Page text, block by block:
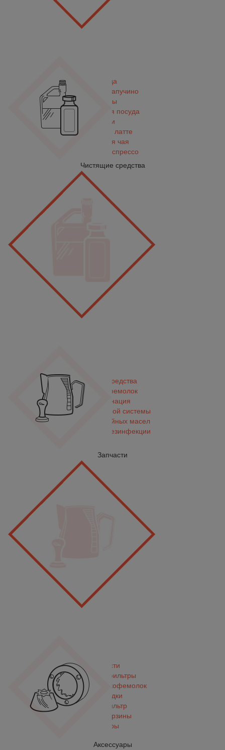
Посуда
Чашки для капучино
Бокалы
Одноразовая посуда
Ложки
Чашки для латте
Чашки для чая
Чашки для эспрессо
Чистящие средства
Чистящие средства
Очистка кофемолок
Декальцинация
Очистка молочной системы
Удаление кофейных масел
Средства для дезинфекции
Запчасти
Запчасти
Сменные фильтры
Жернова для кофемолок
Прокладки
Портафильтр
Фильтр-корзины
Бункеры
Аксессуары